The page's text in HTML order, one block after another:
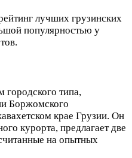
лучших грузинских
популярностью у
городского типа,
Боржомского
крае Грузии. Он
курорта, предлагает две
на опытных